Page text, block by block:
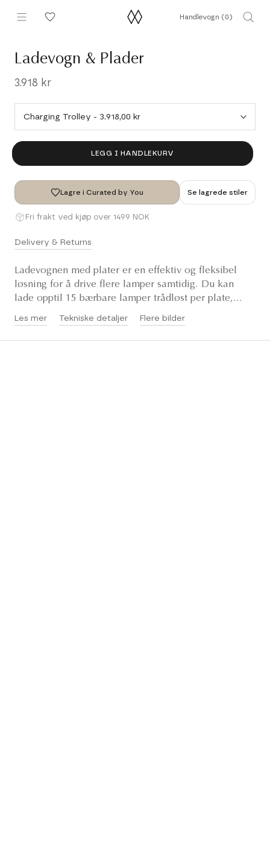
Handlevogn (0)
Ladevogn & Plader
3.918 kr
Ladevognen med plater er en effektiv og fleksibel
løsning for å drive flere lamper samtidig. Du kan
lade opptil 15 bærbare lamper trådløst per plate,...
Les mer Tekniske detaljer Flere bilder
LEGG I HANDLEKURV
Lagre i Curated by You Se lagrede stiler
Fri frakt ved kjøp over 1499 NOK
Delivery & Returns